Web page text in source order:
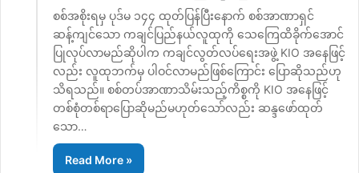
စစ်အစိုးရမှ ပုဒ်မ ၁၄၄ ထုတ်ပြန်ပြီးနောက် စစ်အာဏာရှင်
ဆန့်ကျင်သော ကချင်ပြည်နယ်လူထုကို သေကြေထိခိုက်အောင်
ပြုလုပ်လာမည်ဆိုပါက ကချင်လွတ်လပ်ရေးအဖွဲ့ KIO အနေဖြင့်
လည်း လူထုဘက်မှ ပါဝင်လာမည်ဖြစ်ကြောင်း ပြောဆိုသည်ဟု
သိရသည်။ စစ်တပ်အာဏာသိမ်းသည့်ကိစ္စကို KIO အနေဖြင့်
တစ်စုံတစ်ရာပြောဆိုမည်မဟုတ်သော်လည်း ဆန္ဒဖော်ထုတ်
သော…
Read More »